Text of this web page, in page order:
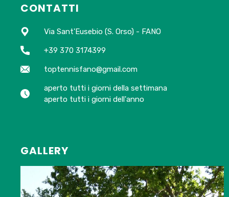
CONTATTI
Via Sant'Eusebio (S. Orso) - FANO
+39 370 3174399
toptennisfano@gmail.com
aperto tutti i giorni della settimana
aperto tutti i giorni dell'anno
GALLERY